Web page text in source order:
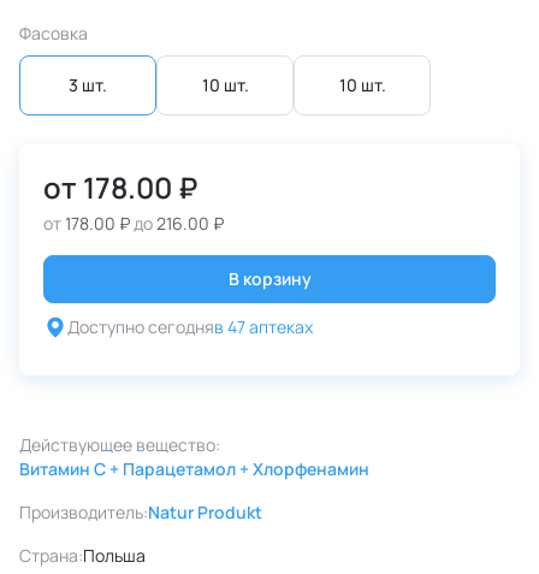
Фасовка
3 шт. 10 шт. 10 шт.
от 178.00 ₽
от178.00 ₽до216.00 ₽
В корзину
Доступно сегодняв 47 аптеках
Действующее вещество:
Витамин C + Парацетамол + Хлорфенамин
Производитель:Natur Produkt
Страна:Польша